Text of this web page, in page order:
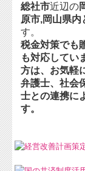
総社市近辺の
原市,岡山県内
す。
税金対策でも
も対応してい
方は、お気軽
弁護士、社会
士との連携に
す。